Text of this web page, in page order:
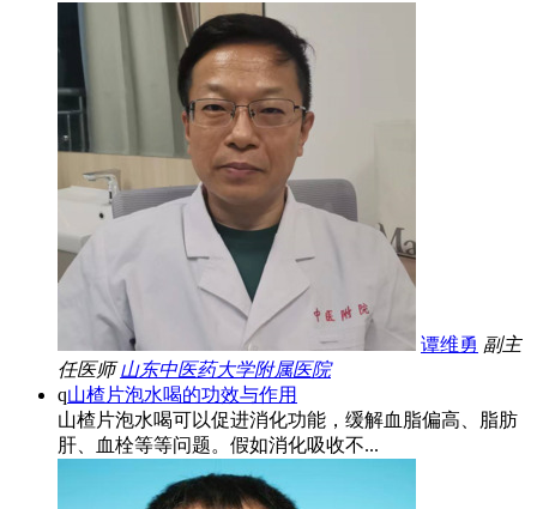
谭维勇 副主
任医师 山东中医药大学附属医院
q山楂片泡水喝的功效与作用
山楂片泡水喝可以促进消化功能，缓解血脂偏高、脂肪
肝、血栓等等问题。假如消化吸收不...